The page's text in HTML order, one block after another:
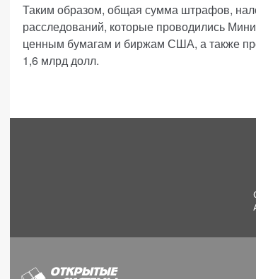
Таким образом, общая сумма штрафов,
расследований, которые проводились
ценным бумагам и биржам США, а также
1,6 млрд долл.